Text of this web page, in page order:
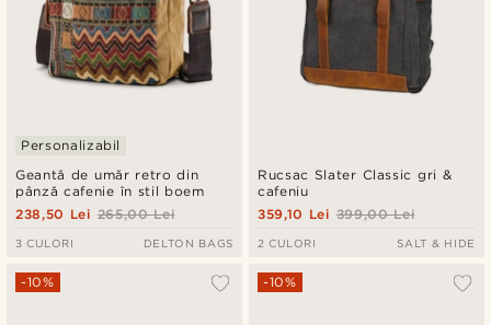
Geantă de umăr retro din
pânză cafenie în stil boem
Personalizabil
265,00 Lei
238,50 Lei
3 CULORI DELTON BAGS
Rucsac Slater Classic gri &
cafeniu
399,00 Lei
359,10 Lei
2 CULORI SALT & HIDE
-10% -10%